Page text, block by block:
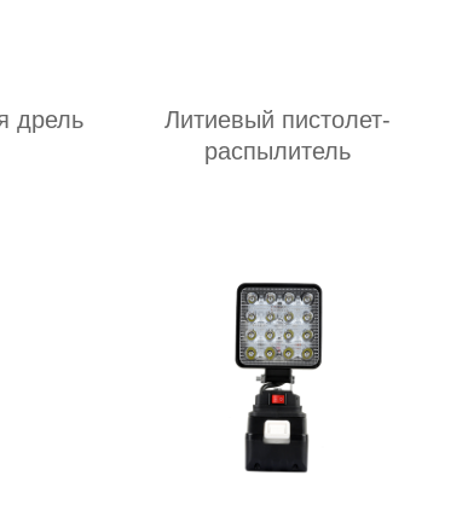
дрель
Литиевый пистолет-
распылитель